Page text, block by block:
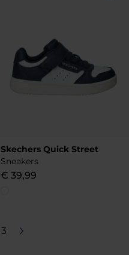
Skechers Quick Street
Sneakers
€ 39,99
3